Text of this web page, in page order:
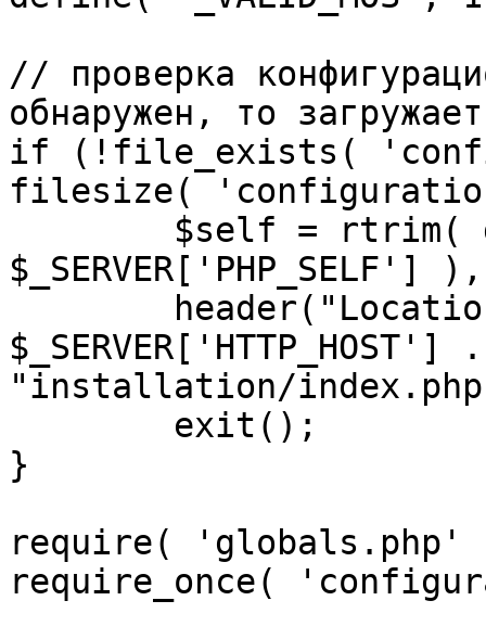
// проверка
обнаружен, то
if (!file_exists(
filesize(
"installation/
}
require(
require_once(